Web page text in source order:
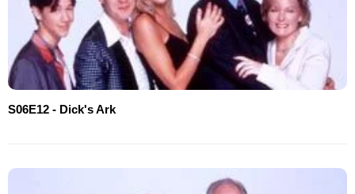
S06E12 - Dick's Ark